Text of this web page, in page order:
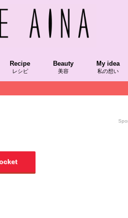
人アンバサダー
ーブルスソープ
美セレブ記事
物性食品
性食品
ーフード
Recipe
レシピ
Beauty
美容
My idea
私の想い